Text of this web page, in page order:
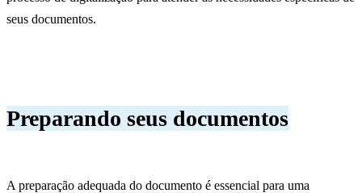
seus documentos.
Preparando seus documentos
A preparação adequada do documento é essencial para uma